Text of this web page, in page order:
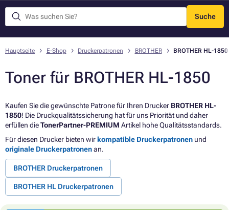
Suche
Menü
Hauptseite E-Shop Druckerpatronen BROTHER BROTHER HL-1850
Toner für BROTHER HL-1850
Kaufen Sie die gewünschte Patrone für Ihren Drucker BROTHER HL-
1850! Die Druckqualitätssicherung hat für uns Priorität und daher
erfüllen dieTonerPartner-PREMIUM Artikel hohe Qualitätsstandards.
Für diesen Drucker bieten wir kompatible Druckerpatronen und
originale Druckerpatronenan.
BROTHER Druckerpatronen
BROTHER HL Druckerpatronen